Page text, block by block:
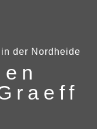
der Nordheide